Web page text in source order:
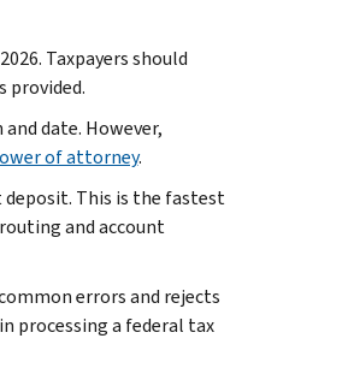
Taxpayers should
provided.
date. However,
of attorney.
deposit. This is the fastest
and account
errors and rejects
processing a federal tax